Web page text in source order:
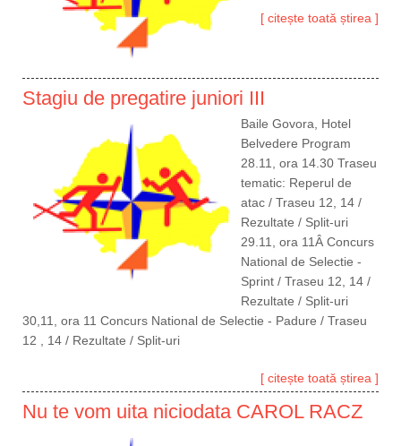
[ citește toată știrea ]
Stagiu de pregatire juniori III
Baile Govora, Hotel
Belvedere Program
28.11, ora 14.30 Traseu
tematic: Reperul de
atac / Traseu 12, 14 /
Rezultate / Split-uri
29.11, ora 11Â Concurs
National de Selectie -
Sprint / Traseu 12, 14 /
Rezultate / Split-uri
30,11, ora 11 Concurs National de Selectie - Padure / Traseu
12 , 14 / Rezultate / Split-uri
[ citește toată știrea ]
Nu te vom uita niciodata CAROL RACZ